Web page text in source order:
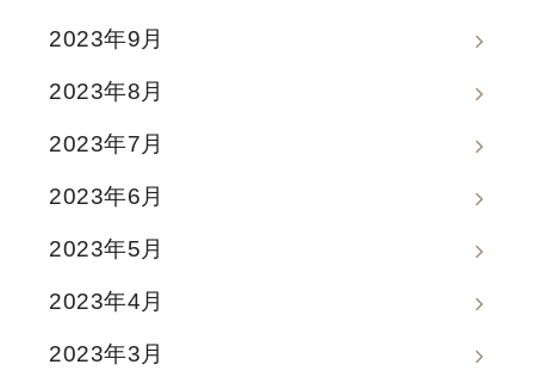
2023年9月
2023年8月
2023年7月
2023年6月
2023年5月
2023年4月
2023年3月